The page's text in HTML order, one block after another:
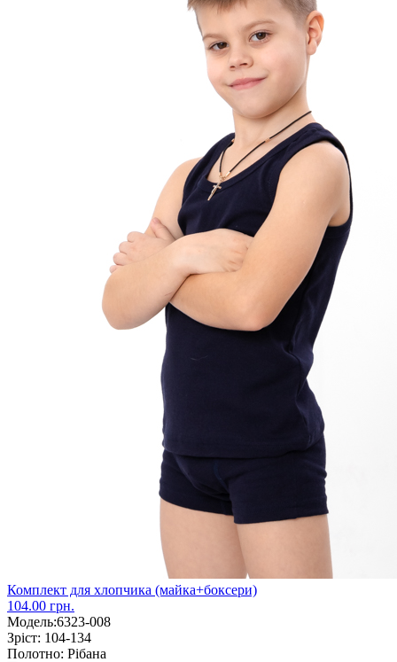
Комплект для хлопчика (майка+боксери)
104.00 грн.
Модель:6323-008
Зріст: 104-134
Полотно: Рібана